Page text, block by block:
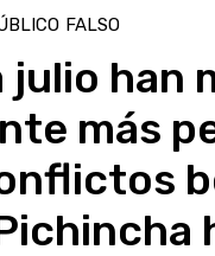
FALSO
julio han
más